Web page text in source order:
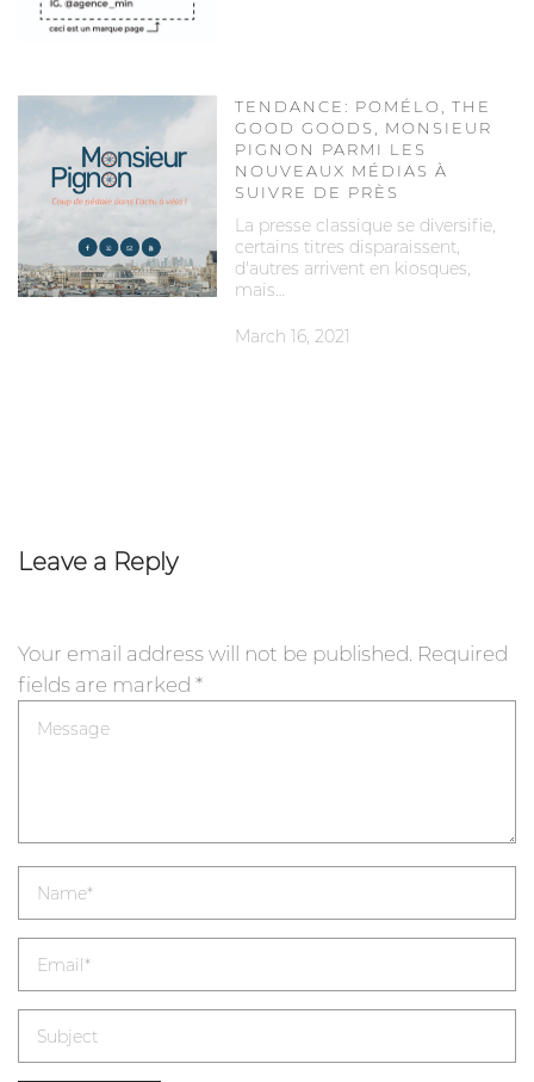
TENDANCE: POMÉLO, THE
GOOD GOODS, MONSIEUR
PIGNON PARMI LES
NOUVEAUX MÉDIAS À
SUIVRE DE PRÈS
La presse classique se diversifie,
certains titres disparaissent,
d'autres arrivent en kiosques,
mais…
March 16, 2021
Leave a Reply
Your email address will not be published. Required
fields are marked *